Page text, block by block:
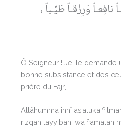
نافِعـاً وَرِزْقـاً طَيِّـباً ،
Ô Seigneur ! Je Te demande
bonne subsistance et des
prière du Fajr]
Allâhumma innî as’aluka c
rizqan tayyiban, wa camalan